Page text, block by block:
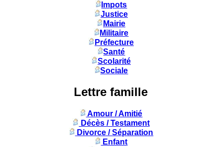
Impots
Justice
Mairie
Militaire
Préfecture
Santé
Scolarité
Sociale
Lettre famille
Amour / Amitié
Décès / Testament
Divorce / Séparation
Enfant